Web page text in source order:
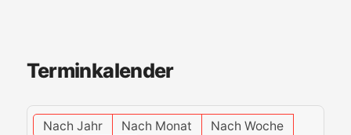
Terminkalender
Nach Jahr Nach Monat
Nach Woche